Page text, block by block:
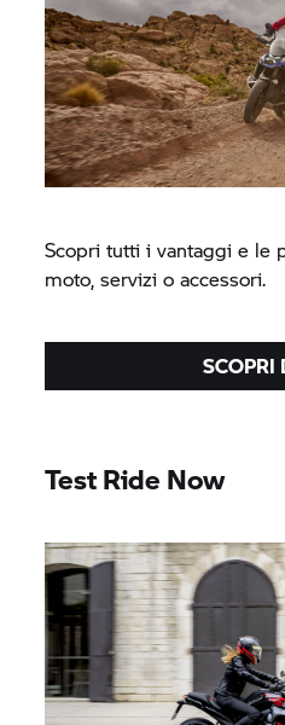
Scopri tutti i vantaggi e le
moto, servizi o accessori.
SCOPRI
Test Ride Now